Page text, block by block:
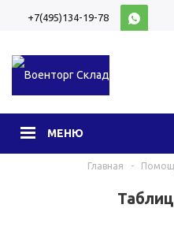
+7(495)134-19-78
МЕНЮ
Главная -